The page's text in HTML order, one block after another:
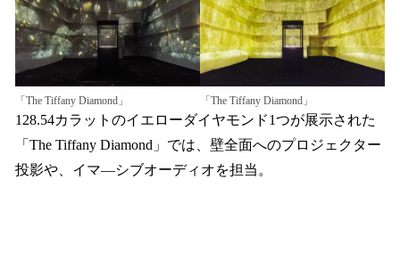
「The Tiffany Diamond」 「The Tiffany Diamond」
128.54カラットのイエローダイヤモンド1つが展示された
「The Tiffany Diamond」では、壁全面へのプロジェクター
投影や、イマ―シブオーディオを担当。